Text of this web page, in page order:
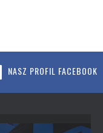
NASZ PROFIL FACEBOOK